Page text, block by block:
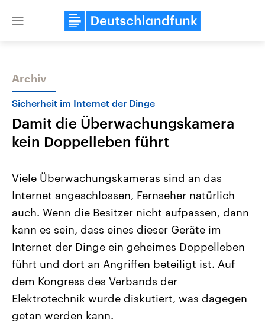
Close
Themen
Landtagswahl Sachsen-Anhalt
2026
Alle Informationen
Sachsen-Anhalt wählt am 6.
September 2026 einen neuen
Landtag. Seit 2021 wird das
Bundesland von einer Koalition aus
CDU, SPD und FDP regiert.-
Umfragen, Prognosen,
Wahlprogramme, aktuelle Berichte
und Hintergründe zu den Parteien
und Kandidaten der anstehenden
Wahl.
Aktuelle Beiträge,
Hintergründe
Wirtschaftlich und
gehören die Vereinigten
den mächtigsten Ländern
mit großem Einfluss auf
aktuelle Weltgeschehen.
Sendungen Programm Podcasts
Archiv
Sicherheit im Internet der Dinge
Damit die Überwachungskamera
kein Doppelleben führt
Viele Überwachungskameras sind an das
Internet angeschlossen, Fernseher natürlich
auch. Wenn die Besitzer nicht aufpassen, dann
kann es sein, dass eines dieser Geräte im
Internet der Dinge ein geheimes Doppelleben
führt und dort an Angriffen beteiligt ist. Auf
dem Kongress des Verbands der
Elektrotechnik wurde diskutiert, was dagegen
getan werden kann.